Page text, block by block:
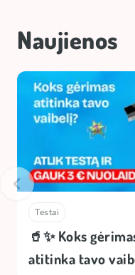
Naujienos
Testai
🥤✨ Koks
atitinka tavo